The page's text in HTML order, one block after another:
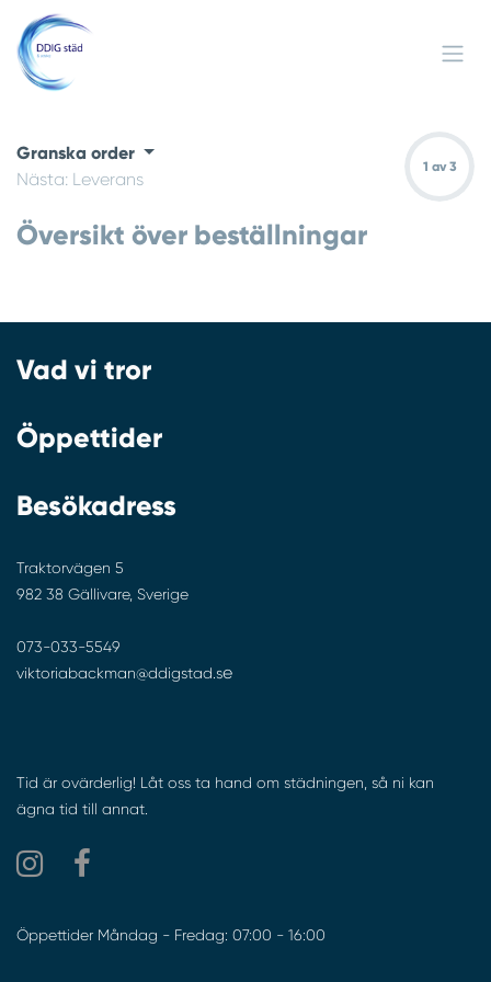
Hoppa till innehåll
Granska order
Nästa: Leverans
1 av 3
Översikt över beställningar
Vad vi tror
Öppettider
Besökadress
Traktorvägen 5
982 38 Gällivare, Sverige
073-033-5549
viktoriabackman@ddigstad.se
Tid är ovärderlig! Låt oss ta hand om städningen, så ni kan
ägna tid till annat.
Öppettider Måndag - Fredag: 07:00 - 16:00